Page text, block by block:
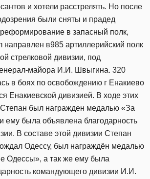
и хотели расстрелять. Но после
были сняты и прадед
в запасный полк,
направлен в985 артиллерийский полк
стрелковой дивизии, под
майора И.И. Швыгина. 320
в боях по освобождению г Енакиево
Енакиевской дивизией. В ходе этих
был награжден медалью «За
ему была объявлена благодарность
В составе этой дивизии Степан
Одессу, был награждён медалью
Одессы», а так же ему была
командующего дивизии И.И.